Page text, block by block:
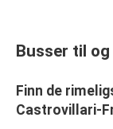
Busser til
Finn de
Castrovillari-